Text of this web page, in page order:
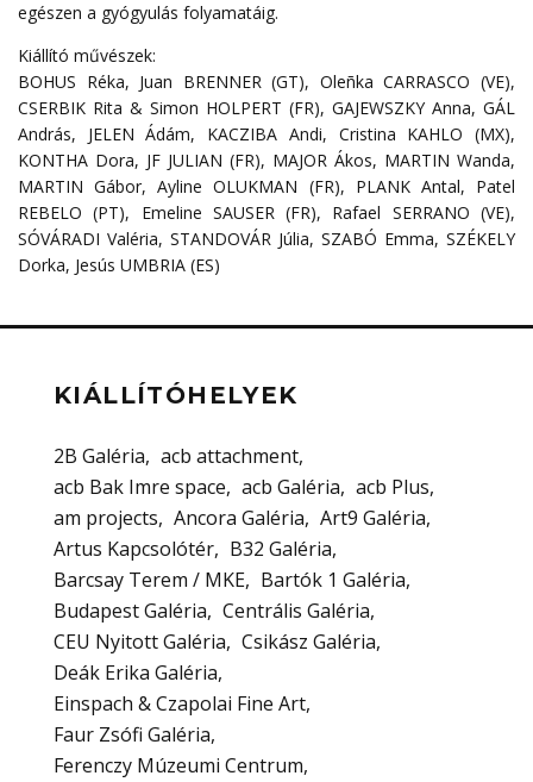
egészen a gyógyulás folyamatáig.
Kiállító művészek:
BOHUS Réka, Juan BRENNER (GT), Oleñka CARRASCO (VE),
CSERBIK Rita & Simon HOLPERT (FR), GAJEWSZKY Anna, GÁL
András, JELEN Ádám, KACZIBA Andi, Cristina KAHLO (MX),
KONTHA Dora, JF JULIAN (FR), MAJOR Ákos, MARTIN Wanda,
MARTIN Gábor, Ayline OLUKMAN (FR), PLANK Antal, Patel
REBELO (PT), Emeline SAUSER (FR), Rafael SERRANO (VE),
SÓVÁRADI Valéria, STANDOVÁR Júlia, SZABÓ Emma, SZÉKELY
Dorka, Jesús UMBRIA (ES)
KIÁLLÍTÓHELYEK
2B Galéria
acb attachment
acb Bak Imre space
acb Galéria
acb Plus
am projects
Ancora Galéria
Art9 Galéria
Artus Kapcsolótér
B32 Galéria
Barcsay Terem / MKE
Bartók 1 Galéria
Budapest Galéria
Centrális Galéria
CEU Nyitott Galéria
Csikász Galéria
Deák Erika Galéria
Einspach & Czapolai Fine Art
Faur Zsófi Galéria
Ferenczy Múzeumi Centrum